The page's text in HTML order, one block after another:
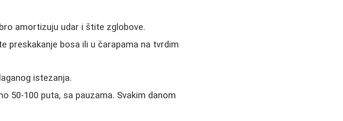
amortizuju udar i štite zglobove.
preskakanje bosa ili u čarapama na tvrdim
istezanja.
50-100 puta, sa pauzama. Svakim danom